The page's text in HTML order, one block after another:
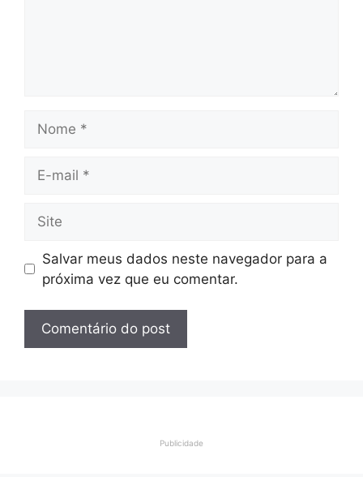
mail
Salvar meus dados neste navegador para a
próxima vez que eu comentar.
Publicidade